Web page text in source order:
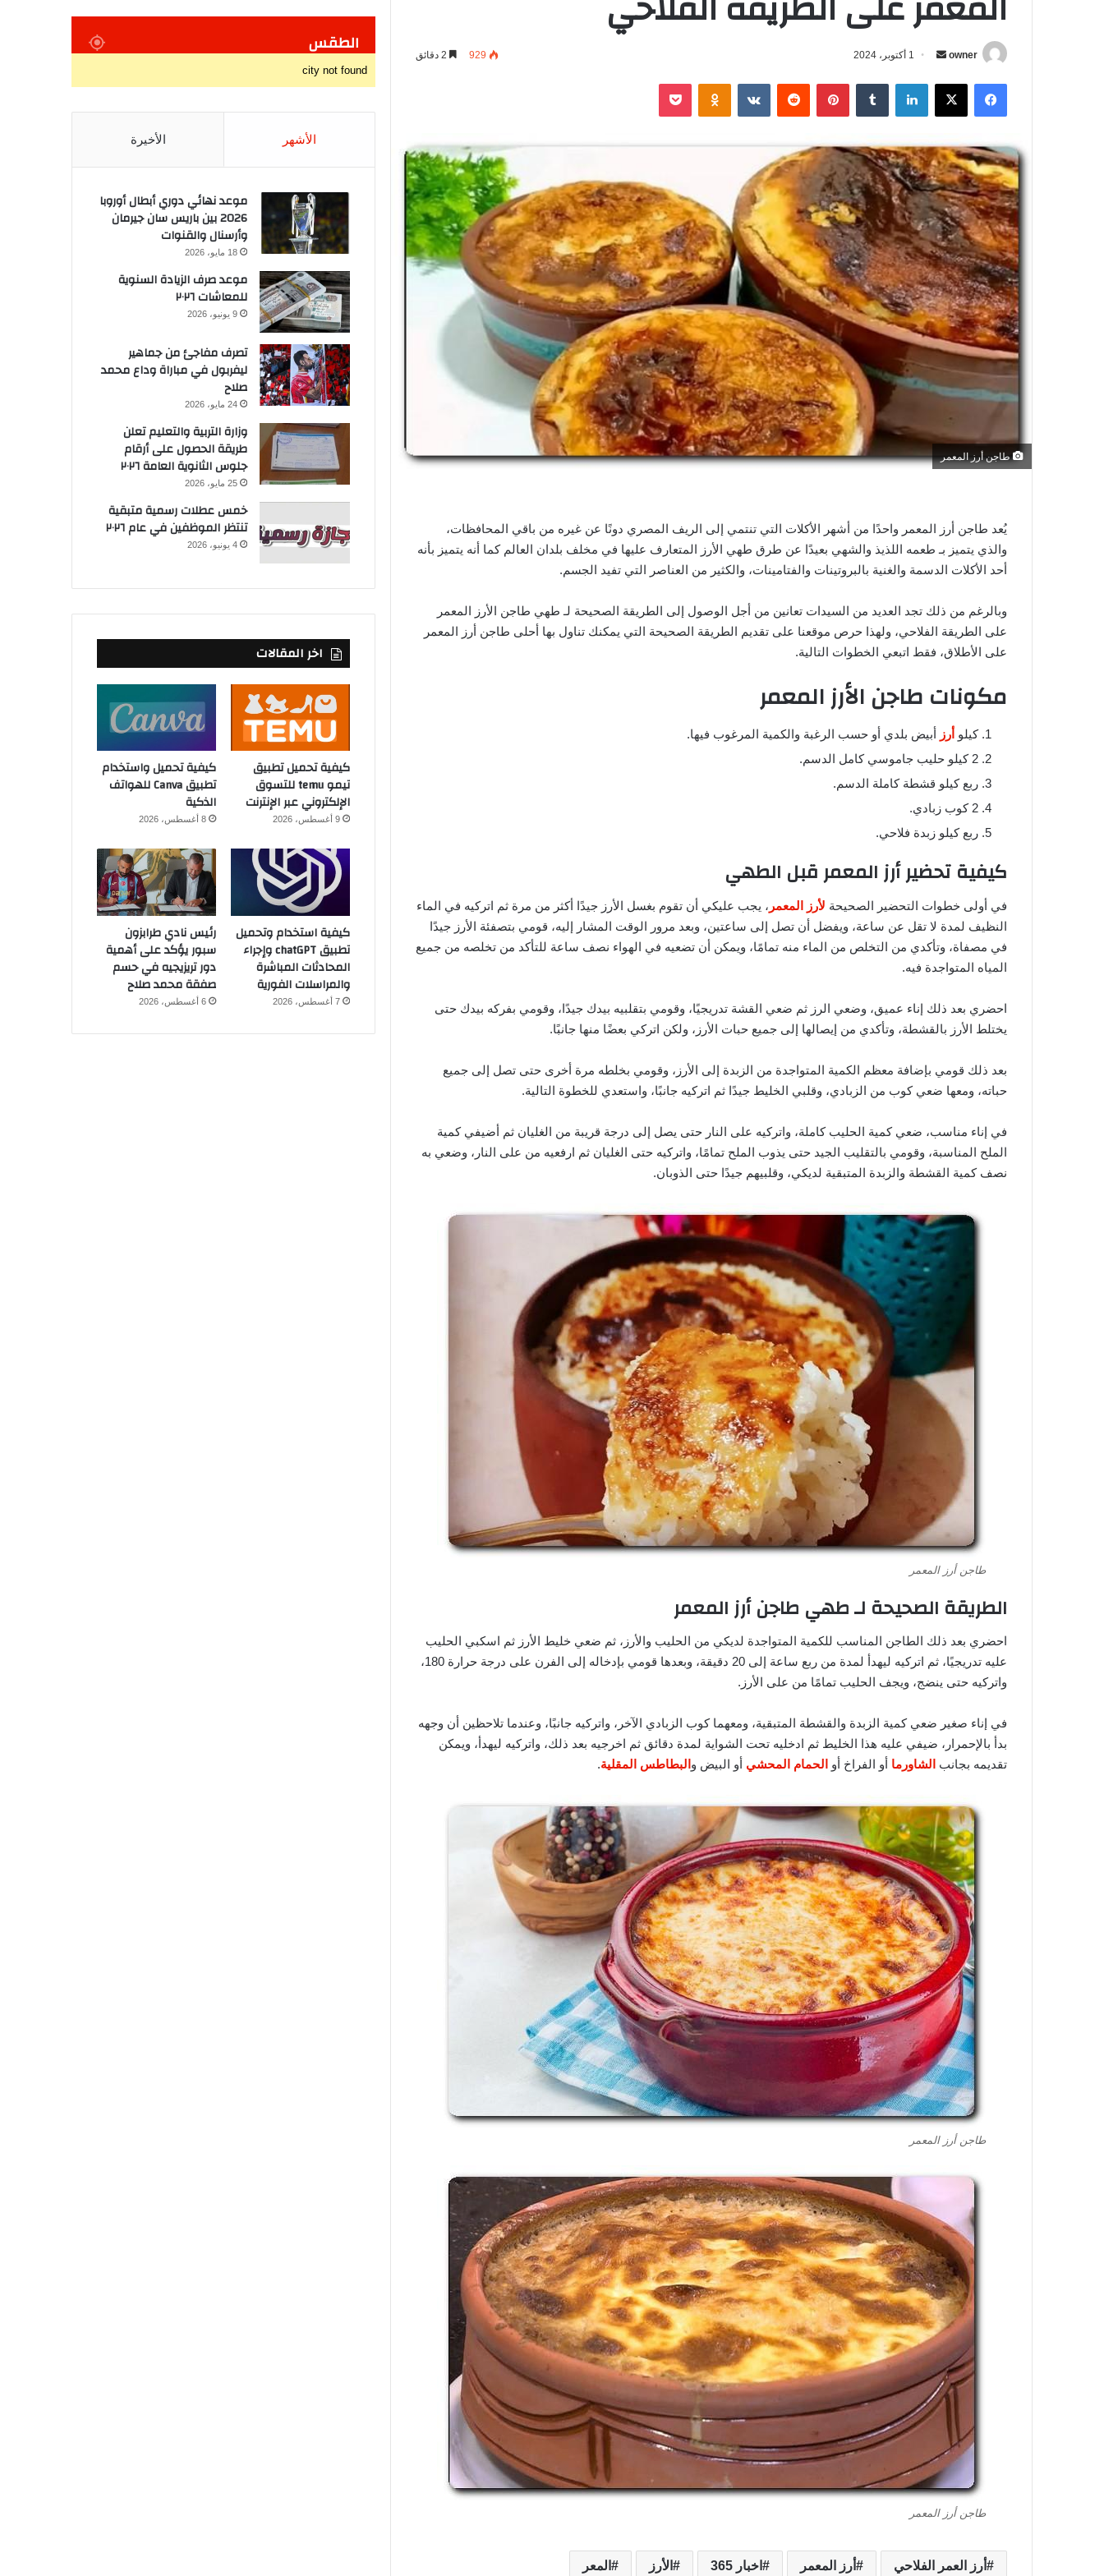
owner
ل
ر
ي
د
ا
إ
ل
ك
ت
ر
و
ن
ي
ا
1 أكتوبر، 2024 929
فيسبوك ‫X لينكدإن بينتيريست
طاجن أرز المعمر
يُعد طاجن أرز المعمر واحدًا من أشهر الأكلات التي تنتمي إلى الريف المصري دونًا عن غيره من باقي المحافظات،
والذي يتميز بـ طعمه اللذيذ والشهي بعيدًا عن طرق طهي الأرز المتعارف عليها في مخلف بلدان العالم كما أنه يتميز بأنه
أحد الأكلات الدسمة والغنية بالبروتينات والفتامينات، والكثير من العناصر التي تفيد الجسم.
وبالرغم من ذلك تجد العديد من السيدات تعانين من أجل الوصول إلى الطريقة الصحيحة لـ طهي طاجن الأرز المعمر
على الطريقة الفلاحي، ولهذا حرص موقعنا على تقديم الطريقة الصحيحة التي يمكنك تناول بها أحلى طاجن أرز المعمر
على الأطلاق، فقط اتبعي الخطوات التالية.
مكونات طاجن الأرز المعمر
كيلو أرز أبيض بلدي أو حسب الرغبة والكمية المرغوب فيها.
2 كيلو حليب جاموسي كامل الدسم.
ربع كيلو قشطة كاملة الدسم.
2 كوب زبادي.
ربع كيلو زبدة فلاحي.
كيفية تحضير أرز المعمر قبل الطهي
في أولى خطوات التحضير الصحيحة لأرز المعمر ، يجب عليكي أن تقوم بغسل الأرز جيدًا أكثر من مرة ثم اتركيه في الماء
النظيف لمدة لا تقل عن ساعة، ويفضل أن تصل إلى ساعتين، وبعد مرور الوقت المشار إليه، قومي بتصفئة الأرز جيدًا
في مصفاة، وتأكدي من التخلص من الماء منه تمامًا، ويمكن أن تضعيه في الهواء نصف ساعة للتأكد من تخلصه من جميع
المياه المتواجدة فيه.
احضري بعد ذلك إناء عميق، وضعي الرز ثم ضعي القشة تدريجيًا، وقومي بتقلبيه بيدك جيدًا، وقومي بفركه بيدك حتى
يختلط الأرز بالقشطة، وتأكدي من إيصالها إلى جميع حبات الأرز، ولكن اتركي بعضًا منها جانبًا.
بعد ذلك قومي بإضافة معظم الكمية المتواجدة من الزبدة إلى الأرز، وقومي بخلطه مرة أخرى حتى تصل إلى جميع
حباته، ومعها ضعي كوب من الزبادي، وقلبي الخليط جيدًا ثم اتركيه جانبًا، واستعدي للخطوة التالية.
في إناء مناسب، ضعي كمية الحليب كاملة، واتركيه على النار حتى يصل إلى درجة قريبة من الغليان ثم أضيفي كمية
الملح المناسبة، وقومي بالتقليب الجيد حتى يذوب الملح تمامًا، واتركيه حتى الغليان ثم ارفعيه من على النار، وضعي به
نصف كمية القشطة والزبدة المتبقية لديكي، وقلبيهم جيدًا حتى الذوبان.
طاجن أرز المعمر
الطريقة الصحيحة لـ طهي طاجن أرز المعمر
احضري بعد ذلك الطاجن المناسب للكمية المتواجدة لديكي من الحليب والأرز، ثم ضعي خليط الأرز ثم اسكبي الحليب
عليه تدريجيًا، ثم اتركيه ليهدأ لمدة من ربع ساعة إلى 20 دقيقة، وبعدها قومي بإدخاله إلى الفرن على درجة حرارة 180،
واتركيه حتى ينضج، ويجف الحليب تمامًا من على الأرز.
في إناء صغير ضعي كمية الزبدة والقشطة المتبقية، ومعهما كوب الزبادي الآخر، واتركيه جانبًا، وعندما تلاحظين أن وجهه
بدأ بالإحمرار، ضيفي عليه هذا الخليط ثم ادخليه تحت الشواية لمدة دقائق ثم اخرجيه بعد ذلك، واتركيه ليهدأ، ويمكن
تقديمه بجانب الشاورما أو الفراخ أو الحمام المحشي أو البيض و البطاطس المقلية.
طاجن أرز المعمر
طاجن أرز المعمر
أرز العمر الفلاحي أرز المعمر اخبار 365 الأرز المعر
الطقس
city not found
الأشهر الأخيرة
موعد نهائي دوري أبطال أوروبا
2026 بين باريس سان جيرمان
وأرسنال والقنوات
18 مايو، 2026
موعد صرف الزيادة السنوية
للمعاشات ٢٠٢٦
9 يونيو، 2026
تصرف مفاجئ من جماهير
ليفربول في مباراة وداع محمد
صلاح
24 مايو، 2026
وزارة التربية والتعليم تعلن
طريقة الحصول على أرقام
جلوس الثانوية العامة ٢٠٢٦
25 مايو، 2026
خمس عطلات رسمية متبقية
تنتظر الموظفين في عام ٢٠٢٦
4 يونيو، 2026
اخر المقالات
كيفية تحميل تطبيق
تيمو temu للتسوق
الإلكتروني عبر الإنترنت
9 أغسطس، 2026
كيفية تحميل واستخدام
تطبيق Canva للهواتف
الذكية
8 أغسطس، 2026
كيفية استخدام وتحميل
تطبيق chatGPT وإجراء
المحادثات المباشرة
والمراسلات الفورية
7 أغسطس، 2026
رئيس نادي طرابزون
سبور يؤكد على أهمية
دور تريزيجيه في حسم
صفقة محمد صلاح
6 أغسطس، 2026